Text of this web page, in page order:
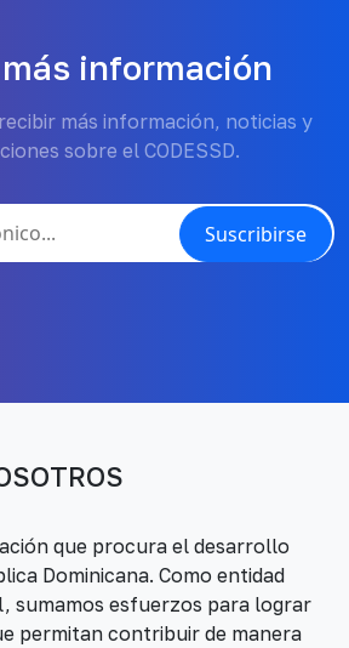
información
más información, noticias y
sobre el CODESSD.
Suscribirse
que procura el desarrollo
Dominicana. Como entidad
sumamos esfuerzos para lograr
permitan contribuir de manera